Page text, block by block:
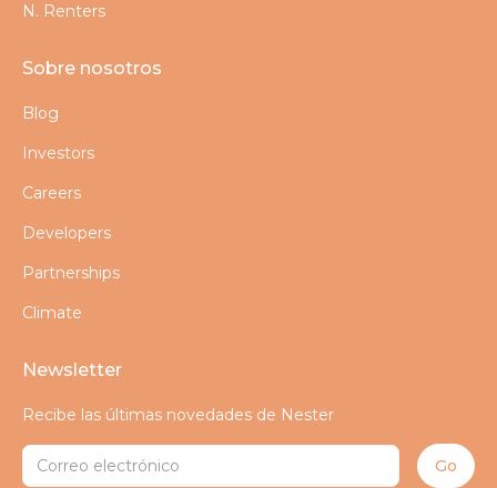
N. Renters
Sobre nosotros
Blog
Investors
Careers
Developers
Partnerships
Climate
Newsletter
Recibe las últimas novedades de Nester